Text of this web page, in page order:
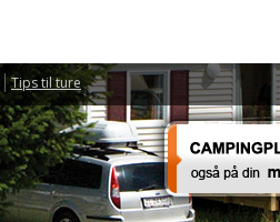
Tips til ture